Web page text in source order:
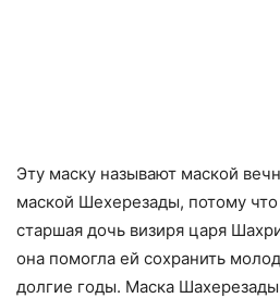
Эту маску называют маской
маской Шехерезады, потому
старшая дочь визиря царя
она помогла ей сохранить
долгие годы. Маска